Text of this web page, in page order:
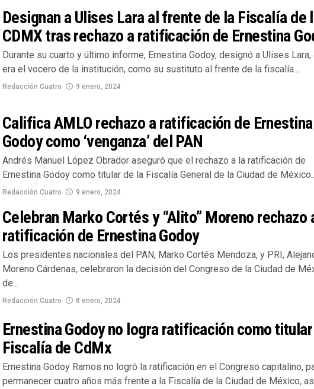
Designan a Ulises Lara al frente de la Fiscalía de
CDMX tras rechazo a ratificación de Ernestina
Durante su cuarto y último informe, Ernestina Godoy, designó a Ulises Lara,
era el vocero de la institución, como su sustituto al frente de la fiscalía...
Redacción Cuatro 9 enero, 2024
Califica AMLO rechazo a ratificación de Ernestina
Godoy como ‘venganza’ del PAN
Andrés Manuel López Obrador aseguró que el rechazo a la ratificación de
Ernestina Godoy como titular de la Fiscalía General de la Ciudad de
Redacción Cuatro 9 enero, 2024
Celebran Marko Cortés y “Alito” Moreno rechazo
ratificación de Ernestina Godoy
Los presidentes nacionales del PAN, Marko Cortés Mendoza, y PRI,
Moreno Cárdenas, celebraron la decisión del Congreso de la Ciudad de
de...
Redacción Cuatro 8 enero, 2024
Ernestina Godoy no logra ratificación como
Fiscalía de CdMx
Ernestina Godoy Ramos no logró la ratificación en el Congreso capitalino,
permanecer cuatro años más frente a la Fiscalía de la Ciudad de México,